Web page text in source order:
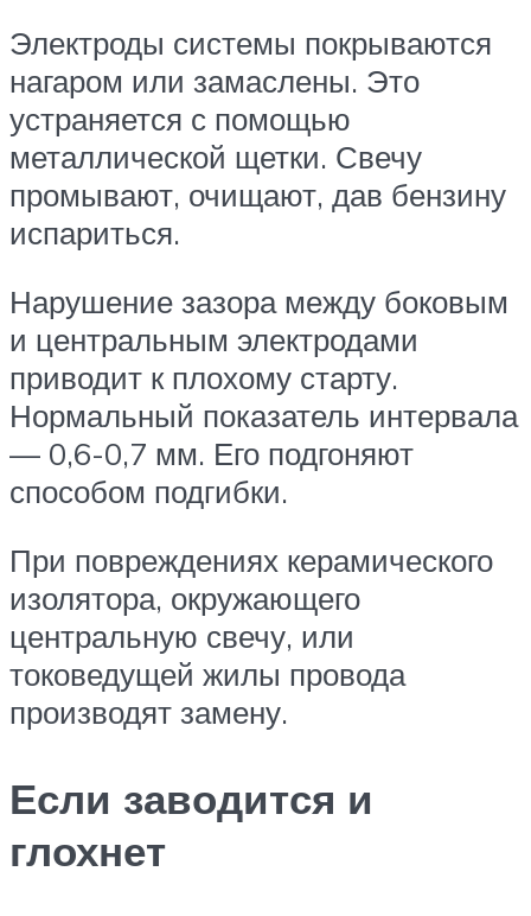
Электроды системы покрываются
нагаром или замаслены. Это
устраняется с помощью
металлической щетки. Свечу
промывают, очищают, дав бензину
испариться.
Нарушение зазора между боковым
и центральным электродами
приводит к плохому старту.
Нормальный показатель интервала
— 0,6-0,7 мм. Его подгоняют
способом подгибки.
При повреждениях керамического
изолятора, окружающего
центральную свечу, или
токоведущей жилы провода
производят замену.
Если заводится и
глохнет